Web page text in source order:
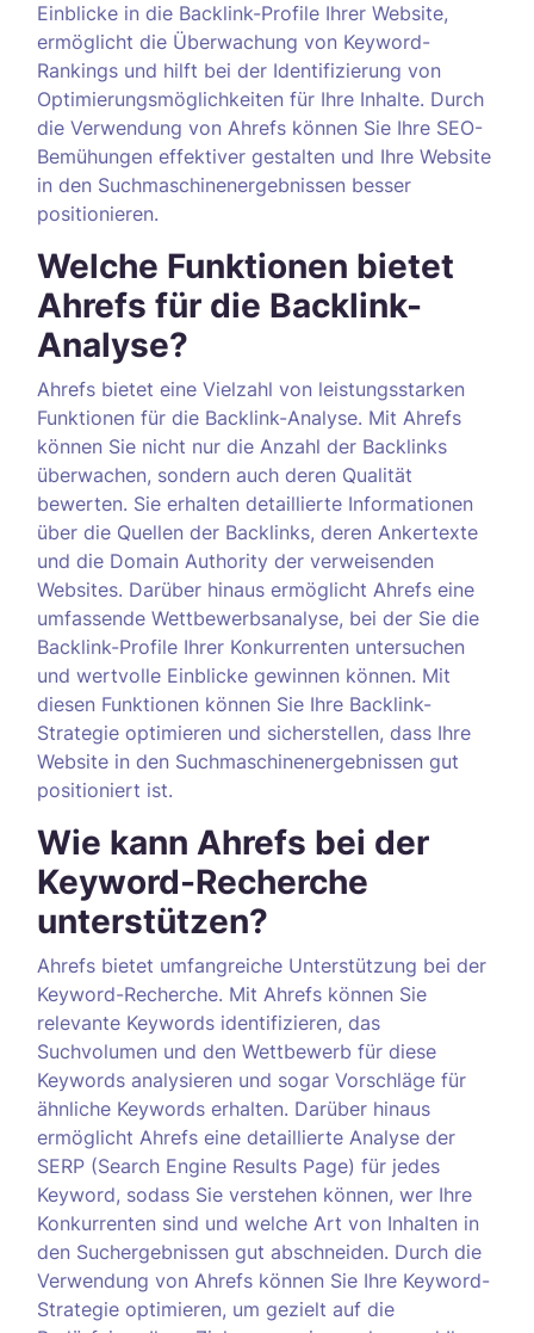
Einblicke in die Backlink-Profile Ihrer Website,
ermöglicht die Überwachung von Keyword-
Rankings und hilft bei der Identifizierung von
Optimierungsmöglichkeiten für Ihre Inhalte. Durch
die Verwendung von Ahrefs können Sie Ihre SEO-
Bemühungen effektiver gestalten und Ihre Website
in den Suchmaschinenergebnissen besser
positionieren.
Welche Funktionen bietet
Ahrefs für die Backlink-
Analyse?
Ahrefs bietet eine Vielzahl von leistungsstarken
Funktionen für die Backlink-Analyse. Mit Ahrefs
können Sie nicht nur die Anzahl der Backlinks
überwachen, sondern auch deren Qualität
bewerten. Sie erhalten detaillierte Informationen
über die Quellen der Backlinks, deren Ankertexte
und die Domain Authority der verweisenden
Websites. Darüber hinaus ermöglicht Ahrefs eine
umfassende Wettbewerbsanalyse, bei der Sie die
Backlink-Profile Ihrer Konkurrenten untersuchen
und wertvolle Einblicke gewinnen können. Mit
diesen Funktionen können Sie Ihre Backlink-
Strategie optimieren und sicherstellen, dass Ihre
Website in den Suchmaschinenergebnissen gut
positioniert ist.
Wie kann Ahrefs bei der
Keyword-Recherche
unterstützen?
Ahrefs bietet umfangreiche Unterstützung bei der
Keyword-Recherche. Mit Ahrefs können Sie
relevante Keywords identifizieren, das
Suchvolumen und den Wettbewerb für diese
Keywords analysieren und sogar Vorschläge für
ähnliche Keywords erhalten. Darüber hinaus
ermöglicht Ahrefs eine detaillierte Analyse der
SERP (Search Engine Results Page) für jedes
Keyword, sodass Sie verstehen können, wer Ihre
Konkurrenten sind und welche Art von Inhalten in
den Suchergebnissen gut abschneiden. Durch die
Verwendung von Ahrefs können Sie Ihre Keyword-
Strategie optimieren, um gezielt auf die